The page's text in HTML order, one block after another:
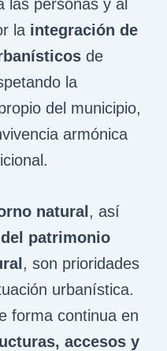
las personas y al
la integración de
de
la
del municipio,
armónica
natural , así
patrimonio
, son prioridades
urbanística.
forma continua en
accesos y